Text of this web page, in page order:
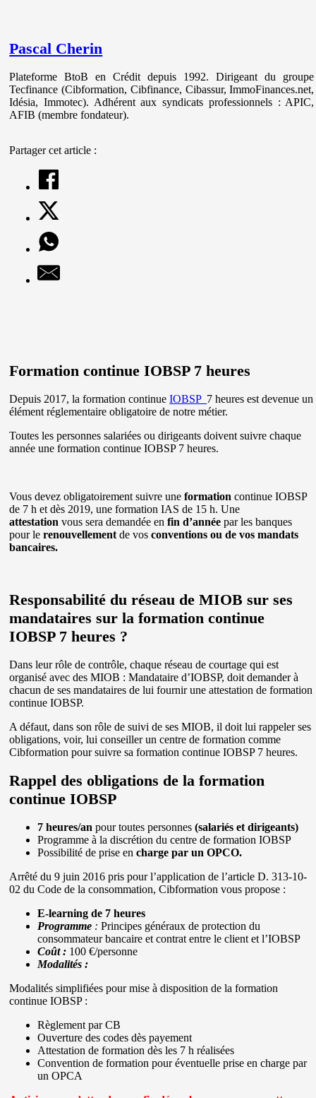
Pascal Cherin
Plateforme BtoB en Crédit depuis 1992. Dirigeant du groupe
Tecfinance (Cibformation, Cibfinance, Cibassur, ImmoFinances.net,
Idésia, Immotec). Adhérent aux syndicats professionnels : APIC,
AFIB (membre fondateur).
Partager cet article :
Formation continue IOBSP 7 heures
Depuis 2017, la formation continueIOBSP 7 heures est devenue un
élément réglementaire obligatoire de notre métier.
Toutes les personnes salariées ou dirigeants doivent suivre chaque
année une formation continue IOBSP 7 heures.
Vous devez obligatoirement suivre une formation continue IOBSP
de 7 h et dès 2019, une formation IAS de 15 h. Une
attestation vous sera demandée enfin d’année par les banques
pour lerenouvellement de vosconventions ou de vos mandats
bancaires.
Responsabilité du réseau de MIOB sur ses
mandataires sur la formation continue
IOBSP 7 heures ?
Dans leur rôle de contrôle, chaque réseau de courtage qui est
organisé avec des MIOB : Mandataire d’IOBSP, doit demander à
chacun de ses mandataires de lui fournir une attestation de formation
continue IOBSP.
A défaut, dans son rôle de suivi de ses MIOB, il doit lui rappeler ses
obligations, voir, lui conseiller un centre de formation comme
Cibformation pour suivre sa formation continue IOBSP 7 heures.
Rappel des obligations de la formation
continue IOBSP
7 heures/an pour toutes personnes(salariés et dirigeants)
Programme à la discrétion du centre de formation IOBSP
Possibilité de prise en charge par un OPCO.
Arrêté du 9 juin 2016 pris pour l’application de l’article D. 313-10-
02 du Code de la consommation, Cibformation vous propose :
E-learning de 7 heures
Programme : Principes généraux de protection du
consommateur bancaire et contrat entre le client et l’IOBSP
Coût : 100 €/personne
Modalités :
Modalités simplifiées pour mise à disposition de la formation
continue IOBSP :
Règlement par CB
Ouverture des codes dès payement
Attestation de formation dès les 7 h réalisées
Convention de formation pour éventuelle prise en charge par
un OPCA